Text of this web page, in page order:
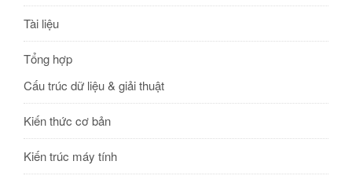
Tài liệu
Tổng hợp
Cấu trúc dữ liệu & giải thuật
Kiến thức cơ bản
Kiến trúc máy tính